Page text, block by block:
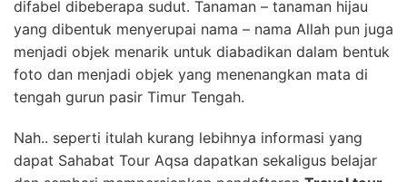
difabel dibeberapa sudut. Tanaman – tanaman hijau
yang dibentuk menyerupai nama – nama Allah pun juga
menjadi objek menarik untuk diabadikan dalam bentuk
foto dan menjadi objek yang menenangkan mata di
tengah gurun pasir Timur Tengah.
Nah.. seperti itulah kurang lebihnya informasi yang
dapat Sahabat Tour Aqsa dapatkan sekaligus belajar